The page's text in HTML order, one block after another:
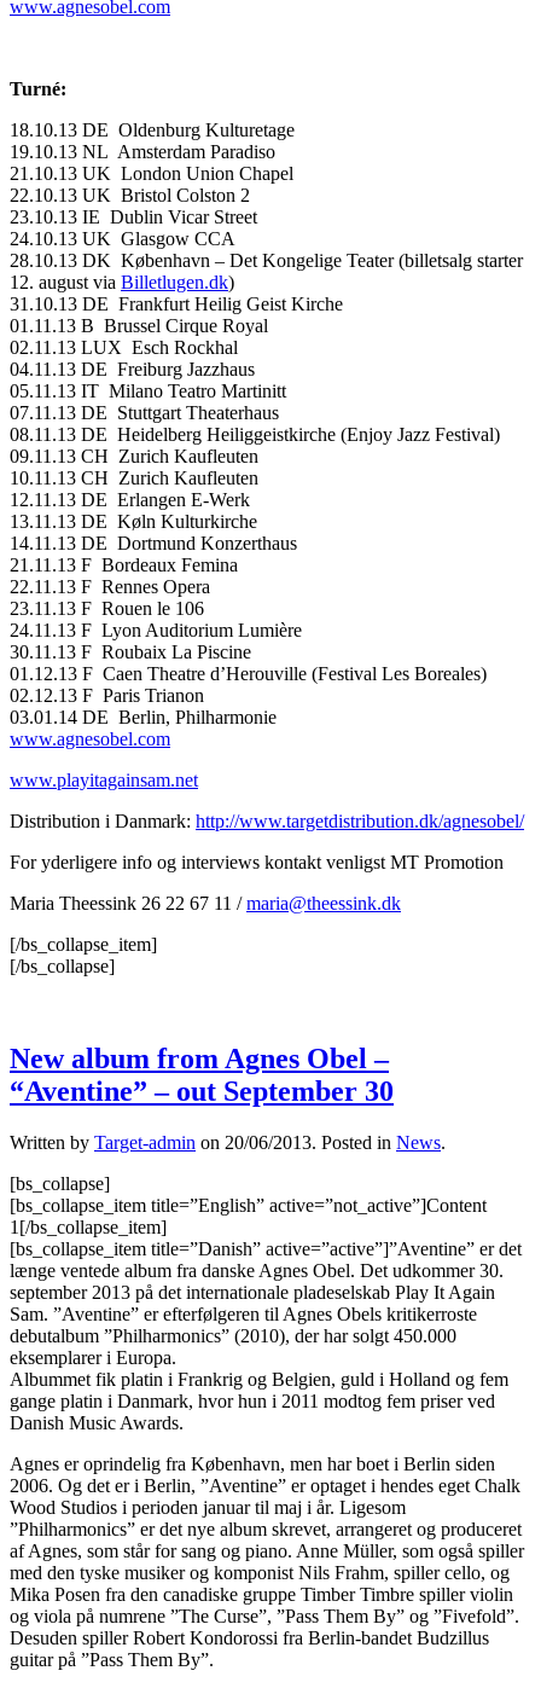
www.agnesobel.com
Turné:
18.10.13 DE Oldenburg Kulturetage
19.10.13 NL Amsterdam Paradiso
21.10.13 UK London Union Chapel
22.10.13 UK Bristol Colston 2
23.10.13 IE Dublin Vicar Street
24.10.13 UK Glasgow CCA
28.10.13 DK København – Det Kongelige Teater (billetsalg starter
12. august via Billetlugen.dk)
31.10.13 DE Frankfurt Heilig Geist Kirche
01.11.13 B Brussel Cirque Royal
02.11.13 LUX Esch Rockhal
04.11.13 DE Freiburg Jazzhaus
05.11.13 IT Milano Teatro Martinitt
07.11.13 DE Stuttgart Theaterhaus
08.11.13 DE Heidelberg Heiliggeistkirche (Enjoy Jazz Festival)
09.11.13 CH Zurich Kaufleuten
10.11.13 CH Zurich Kaufleuten
12.11.13 DE Erlangen E-Werk
13.11.13 DE Køln Kulturkirche
14.11.13 DE Dortmund Konzerthaus
21.11.13 F Bordeaux Femina
22.11.13 F Rennes Opera
23.11.13 F Rouen le 106
24.11.13 F Lyon Auditorium Lumière
30.11.13 F Roubaix La Piscine
01.12.13 F Caen Theatre d’Herouville (Festival Les Boreales)
02.12.13 F Paris Trianon
03.01.14 DE Berlin, Philharmonie
www.agnesobel.com
www.playitagainsam.net
Distribution i Danmark: http://www.targetdistribution.dk/agnesobel/
For yderligere info og interviews kontakt venligst MT Promotion
Maria Theessink 26 22 67 11 /maria@theessink.dk
[/bs_collapse_item]
[/bs_collapse]
New album from Agnes Obel –
“Aventine” – out September 30
Written by Target-admin on 20/06/2013. Posted in News.
[bs_collapse]
[bs_collapse_item title=”English” active=”not_active”]Content
1[/bs_collapse_item]
[bs_collapse_item title=”Danish” active=”active”]”Aventine” er det
længe ventede album fra danske Agnes Obel. Det udkommer 30.
september 2013 på det internationale pladeselskab Play It Again
Sam. ”Aventine” er efterfølgeren til Agnes Obels kritikerroste
debutalbum ”Philharmonics” (2010), der har solgt 450.000
eksemplarer i Europa.
Albummet fik platin i Frankrig og Belgien, guld i Holland og fem
gange platin i Danmark, hvor hun i 2011 modtog fem priser ved
Danish Music Awards.
Agnes er oprindelig fra København, men har boet i Berlin siden
2006. Og det er i Berlin, ”Aventine” er optaget i hendes eget Chalk
Wood Studios i perioden januar til maj i år. Ligesom
”Philharmonics” er det nye album skrevet, arrangeret og produceret
af Agnes, som står for sang og piano. Anne Müller, som også spiller
med den tyske musiker og komponist Nils Frahm, spiller cello, og
Mika Posen fra den canadiske gruppe Timber Timbre spiller violin
og viola på numrene ”The Curse”, ”Pass Them By” og ”Fivefold”.
Desuden spiller Robert Kondorossi fra Berlin-bandet Budzillus
guitar på ”Pass Them By”.